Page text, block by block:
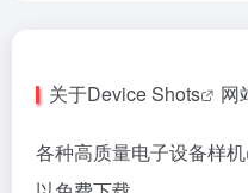
关于Device Shots 网
各种高质量电子设备样机